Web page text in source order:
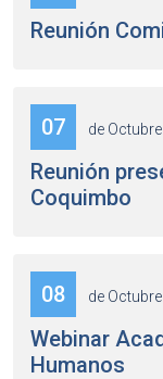
Reunión
07 de
Reunión
Coquimbo
08 de
Webinar
Humanos